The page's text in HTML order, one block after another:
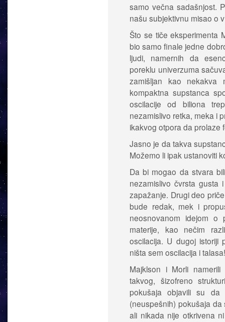
samo večna sadašnjost.
našu subjektivnu misao o
Što se tiče eksperimenta
bio samo finale jedne
ljudi, namernih da
poreklu univerzuma
zamišljan kao nekakva
kompaktna supstanca
oscilacije od biliona
nezamislivo retka, meka i
ikakvog otpora da prolaze
Jasno je da takva
Možemo li ipak ustanoviti
Da bi mogao da stvara
nezamislivo čvrsta
zapažanje. Drugi deo
bude redak, mek i
neosnovanom idejom o
materije, kao nečim
oscilacija. U dugoj istoriji
ništa sem oscilacija i talasa!
Majklson i Morli
takvog, šizofreno
pokušaja objavili su
(neuspešnih) pokušaja
ali nikada nije otkrivena